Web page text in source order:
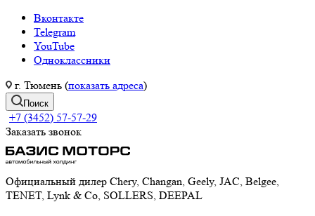
Вконтакте
Telegram
YouTube
Одноклассники
г. Тюмень (показать адреса)
Поиск
+7 (3452) 57-57-29
Заказать звонок
Официальный дилер Chery, Changan, Geely, JAC, Belgee,
TENET, Lynk & Co, SOLLERS, DEEPAL